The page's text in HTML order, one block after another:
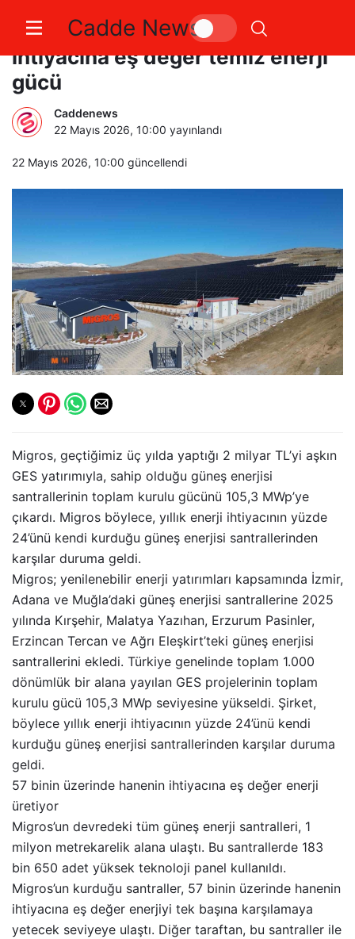
Cadde News
Migros’tan 57 bin hanenin
ihtiyacına eş değer temiz enerji
gücü
Caddenews
22 Mayıs 2026, 10:00 yayınlandı
22 Mayıs 2026, 10:00 güncellendi
Migros, geçtiğimiz üç yılda yaptığı 2 milyar TL’yi aşkın
GES yatırımıyla, sahip olduğu güneş enerjisi
santrallerinin toplam kurulu gücünü 105,3 MWp’ye
çıkardı. Migros böylece, yıllık enerji ihtiyacının yüzde
24’ünü kendi kurduğu güneş enerjisi santrallerinden
karşılar duruma geldi.
Migros; yenilenebilir enerji yatırımları kapsamında İzmir,
Adana ve Muğla’daki güneş enerjisi santrallerine 2025
yılında Kırşehir, Malatya Yazıhan, Erzurum Pasinler,
Erzincan Tercan ve Ağrı Eleşkirt’teki güneş enerjisi
santrallerini ekledi. Türkiye genelinde toplam 1.000
dönümlük bir alana yayılan GES projelerinin toplam
kurulu gücü 105,3 MWp seviyesine yükseldi. Şirket,
böylece yıllık enerji ihtiyacının yüzde 24’ünü kendi
kurduğu güneş enerjisi santrallerinden karşılar duruma
geldi.
57 binin üzerinde hanenin ihtiyacına eş değer enerji
üretiyor
Migros’un devredeki tüm güneş enerji santralleri, 1
milyon metrekarelik alana ulaştı. Bu santrallerde 183
bin 650 adet yüksek teknoloji panel kullanıldı.
Migros’un kurduğu santraller, 57 binin üzerinde hanenin
ihtiyacına eş değer enerjiyi tek başına karşılamaya
yetecek seviyeye ulaştı. Diğer taraftan, bu santraller ile